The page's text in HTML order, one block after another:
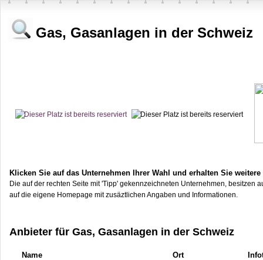
Gas, Gasanlagen in der Schweiz
Klicken Sie auf das Unternehmen Ihrer Wahl und erhalten Sie
Die auf der rechten Seite mit 'Tipp' gekennzeichneten Unternehmen, besitzen
auf die eigene Homepage mit zusäztlichen Angaben und Informationen.
Anbieter für Gas, Gasanlagen in der Schweiz
Name Ort